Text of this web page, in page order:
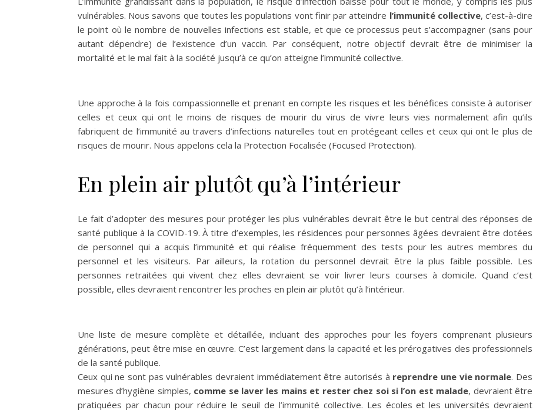
vulnérables. Nous savons que toutes les populations vont finir par atteindre l’immunité collective, c’est-à-dire
le point où le nombre de nouvelles infections est stable, et que ce processus peut s’accompagner (sans pour
autant dépendre) de l’existence d’un vaccin. Par conséquent, notre objectif devrait être de minimiser la
mortalité et le mal fait à la société jusqu’à ce qu’on atteigne l’immunité collective.
Une approche à la fois compassionnelle et prenant en compte les risques et les bénéfices consiste à autoriser
celles et ceux qui ont le moins de risques de mourir du virus de vivre leurs vies normalement afin qu’ils
fabriquent de l’immunité au travers d’infections naturelles tout en protégeant celles et ceux qui ont le plus de
risques de mourir. Nous appelons cela la Protection Focalisée (Focused Protection).
En plein air plutôt qu’à l’intérieur
Le fait d’adopter des mesures pour protéger les plus vulnérables devrait être le but central des réponses de
santé publique à la COVID-19. À titre d’exemples, les résidences pour personnes âgées devraient être dotées
de personnel qui a acquis l’immunité et qui réalise fréquemment des tests pour les autres membres du
personnel et les visiteurs. Par ailleurs, la rotation du personnel devrait être la plus faible possible. Les
personnes retraitées qui vivent chez elles devraient se voir livrer leurs courses à domicile. Quand c’est
possible, elles devraient rencontrer les proches en plein air plutôt qu’à l’intérieur.
Une liste de mesure complète et détaillée, incluant des approches pour les foyers comprenant plusieurs
générations, peut être mise en œuvre. C’est largement dans la capacité et les prérogatives des professionnels
de la santé publique.
Ceux qui ne sont pas vulnérables devraient immédiatement être autorisés à reprendre une vie normale. Des
mesures d’hygiène simples, comme se laver les mains et rester chez soi si l’on est malade, devraient être
pratiquées par chacun pour réduire le seuil de l’immunité collective. Les écoles et les universités devraient